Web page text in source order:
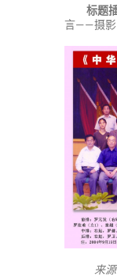
标题
言——摄影
来